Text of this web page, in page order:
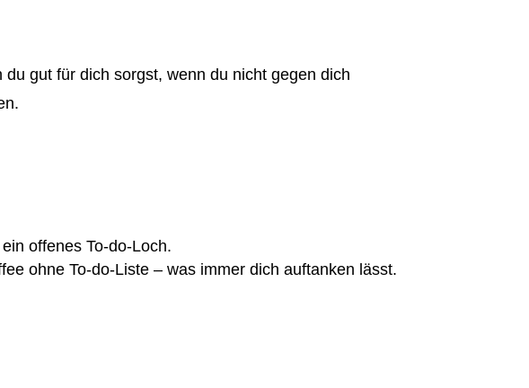
gut für dich sorgst, wenn du nicht gegen dich
offenes To-do-Loch.
ohne To-do-Liste – was immer dich auftanken lässt.